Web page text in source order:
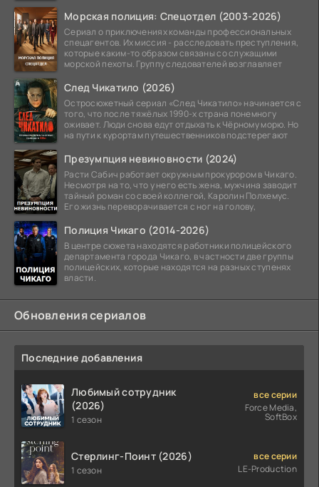
Морская полиция: Спецотдел (2003-2026)
Сериал о приключениях команды профессиональных
спецагентов. Их миссия - расследовать преступления,
которые каким-то образом связаны со служащими
морской пехоты. Группу следователей возглавляет
След Чикатило (2026)
Остросюжетный сериал «След Чикатило» начинается с
того, что после тяжёлых 1990-х страна понемногу
оживает. Люди снова едут отдыхать к Чёрному морю. Но
на пути к курортам путешественников подстерегают
Презумпция невиновности (2024)
Расти Сабич работает окружным прокурором в Чикаго.
Несмотря на то, что у него есть жена, мужчина заводит
тайный роман со своей коллегой, Каролин Полхемус.
Его жизнь переворачивается с ног на голову,
Полиция Чикаго (2014-2026)
В центре сюжета находятся работники полицейского
департамента города Чикаго, в частности две группы
полицейских, которые находятся на разных ступенях
власти.
Обновления сериалов
Последние добавления
Любимый сотрудник
(2026)
1 сезон
все серии
Force Media,
SoftBox
Стерлинг-Поинт (2026)
1 сезон
все серии
LE-Production